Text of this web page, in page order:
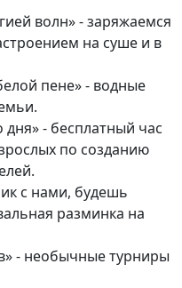
волн» - заряжаемся
на суше и в
пене» - водные
- бесплатный час
по созданию
с нами, будешь
разминка на
- необычные турниры